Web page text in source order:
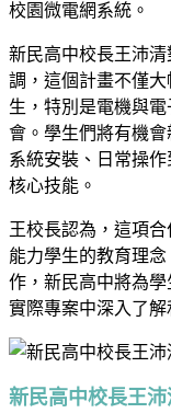
校園微電網系統。
新民高中校長王沛
調，這個計畫不僅
生，特別是電機與
會。學生們將有機
系統安裝、日常操
核心技能。
王校長認為，這項
能力學生的教育理
作，新民高中將為
實際專案中深入了解
新民高中校長王